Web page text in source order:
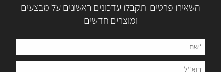
השאירו פרטים ותקבלו עדכונים ראשונים על מבצעים
ומוצרים חדשים